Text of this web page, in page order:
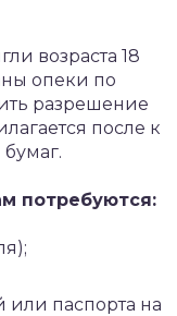
возраста 18
опеки по
разрешение
после к
потребуются:
или паспорта на